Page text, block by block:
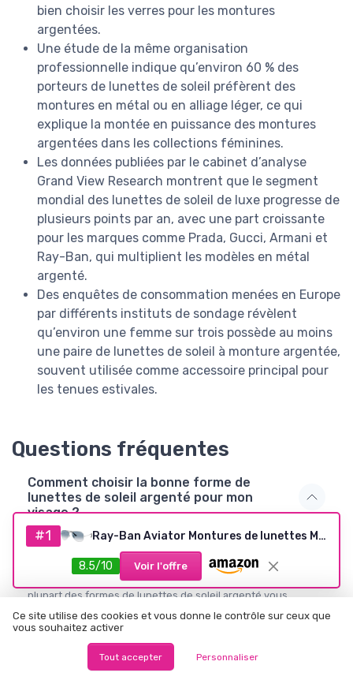
bien choisir les verres pour les montures
argentées.
Une étude de la même organisation
professionnelle indique qu’environ 60 % des
porteurs de lunettes de soleil préfèrent des
montures en métal ou en alliage léger, ce qui
explique la montée en puissance des montures
argentées dans les collections féminines.
Les données publiées par le cabinet d’analyse
Grand View Research montrent que le segment
mondial des lunettes de soleil de luxe progresse de
plusieurs points par an, avec une part croissante
pour les marques comme Prada, Gucci, Armani et
Ray-Ban, qui multiplient les modèles en métal
argenté.
Des enquêtes de consommation menées en Europe
par différents instituts de sondage révèlent
qu’environ une femme sur trois possède au moins
une paire de lunettes de soleil à monture argentée,
souvent utilisée comme accessoire principal pour
les tenues estivales.
Questions fréquentes
Comment choisir la bonne forme de
lunettes de soleil argenté pour mon
visage ?
Pour un visage rond, privilégiez des montures argentées
rectangulaires ou carrées qui structurent les traits. Un visage
anguleux sera adouci par des verres ronds ou ovales sur une
monture métal argenté fine. Si votre visage est ovale, la
plupart des formes de lunettes de soleil argenté vous
conviendront, à condition de respecter la largeur de votre
visage.
Les montures argentées conviennent elles
#1 Ray-Ban Aviator Montures de lunettes Mixte (lot de 1) 55 mm Argent (Argento)
8.5/10 Voir l'offre
Ce site utilise des cookies et vous donne le contrôle sur ceux que
vous souhaitez activer
Tout accepter Personnaliser